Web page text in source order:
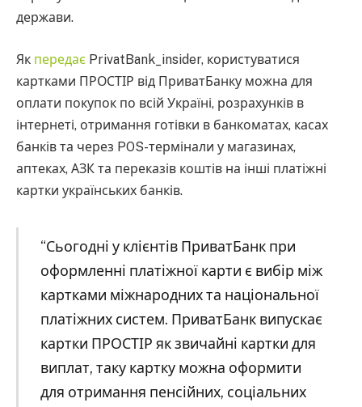
держави.
Як передає PrivatBank_insider, користуватися
картками ПРОСТІР від ПриватБанку можна для
оплати покупок по всій Україні, розрахунків в
інтернеті, отримання готівки в банкоматах, касах
банків та через POS-термінали у магазинах,
аптеках, АЗК та переказів коштів на інші платіжні
картки українських банків.
“Сьогодні у клієнтів ПриватБанк при
оформленні платіжної карти є вибір між
картками міжнародних та національної
платіжних систем. ПриватБанк випускає
картки ПРОСТІР як звичайні картки для
виплат, таку картку можна оформити
для отримання пенсійних, соціальних